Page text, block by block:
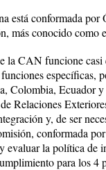
está conformada por
más conocido como
la CAN funcione
específicas,
Colombia, Ecuador
Relaciones
y, de ser
conformada
evaluar la política de
para los 4